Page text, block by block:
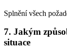
Splnění všech
7. Jakým
situace